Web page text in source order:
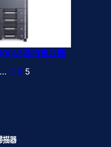
A3黑白複合機
… 3 4 5
描器